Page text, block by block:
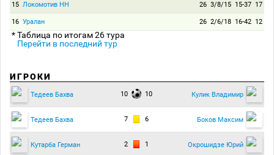
15 Локомотив НН 26 3/8/15 15-37 17
16 Уралан 26 2/6/18 16-42 12
* Таблица по итогам 26 тура
Перейти в последний тур
ИГРОКИ
Тедеев Бахва 10 10 Кулик Владимир
Тедеев Бахва 7 6 Боков Максим
Кутарба Герман 2 1 Окрошидзе Юрий